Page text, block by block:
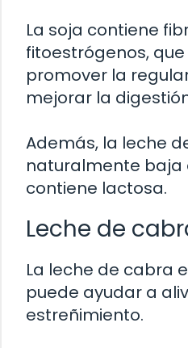
La soja contiene
fitoestrógenos,
promover la
mejorar la
Además, la leche
naturalmente baja
contiene lactosa.
Leche de
La leche de cabra
puede ayudar a
estreñimiento.